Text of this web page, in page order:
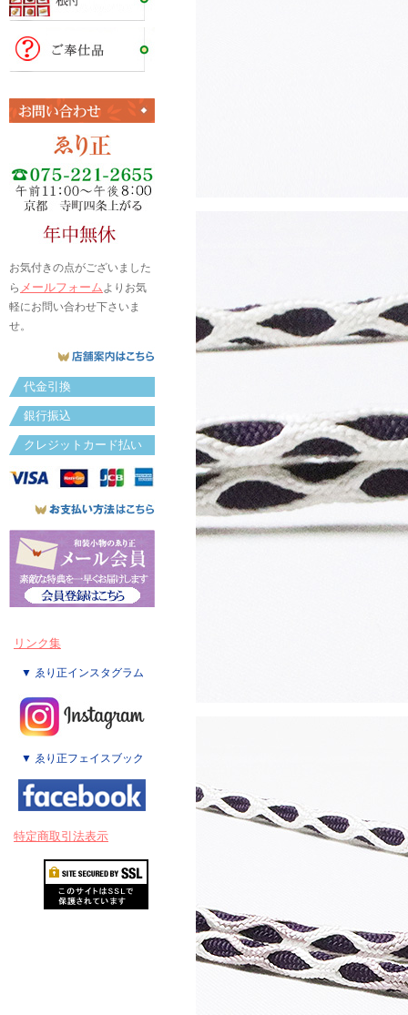
お気付きの点がございました
ら メールフォームよりお気
軽にお問い合わせ下さいま
せ。
代金引換
銀行振込
クレジットカード払い
リンク集
▼ ゑり正インスタグラム
▼ ゑり正フェイスブック
特定商取引法表示